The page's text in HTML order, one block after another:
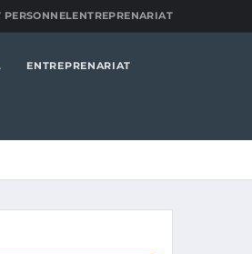
PERSONNELENTREPRENARIAT
ENTREPRENARIAT